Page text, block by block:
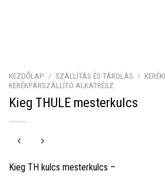
KEZDŐLAP / SZÁLLÍTÁS ÉS TÁROLÁS /
KERÉKPÁRSZÁLLÍTÓ ALKATRÉSZ
Kieg THULE mesterkulcs
Kieg TH kulcs mesterkulcs –